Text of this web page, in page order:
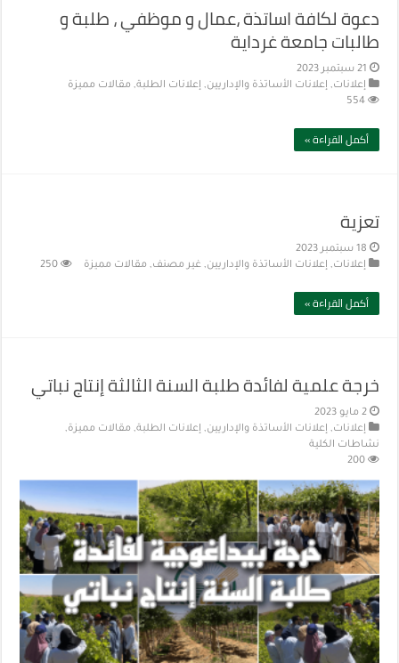
دعوة لكافة اساتذة ،عمال و موظفي ، طلبة و
طالبات جامعة غرداية
21 سبتمبر 2023
إعلانات, إعلانات الأساتذة والإداريين, إعلانات الطلبة, مقالات مميزة
554
أكمل القراءة »
تعزية
18 سبتمبر 2023
إعلانات, إعلانات الأساتذة والإداريين,غير مصنف, مقالات مميزة 250
أكمل القراءة »
خرجة علمية لفائدة طلبة السنة الثالثة إنتاج نباتي
2 مايو 2023
إعلانات, إعلانات الأساتذة والإداريين, إعلانات الطلبة, مقالات مميزة,
نشاطات الكلية
200